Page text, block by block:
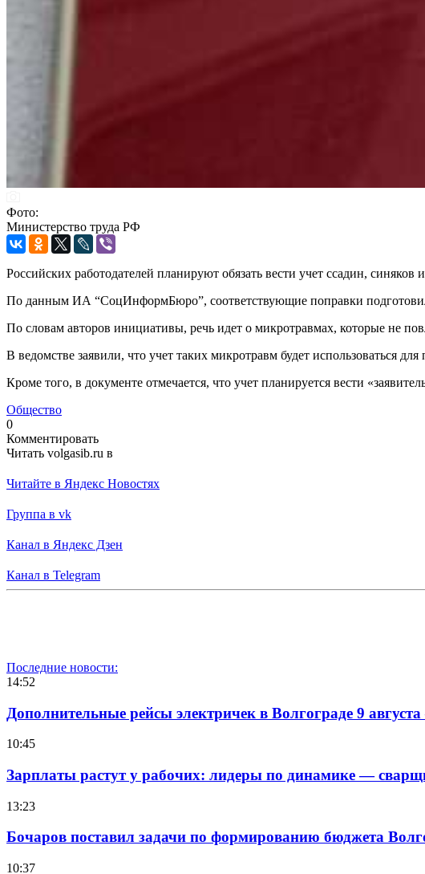
Фото:
Министерство труда РФ
Российских работодателей планируют обязать вести учет ссадин, синяков
По данным ИА “СоцИнформБюро”, соответствующие поправки
По словам авторов инициативы, речь идет о микротравмах, которые не
В ведомстве заявили, что учет таких микротравм будет использоваться
Кроме того, в документе отмечается, что учет планируется вести
Общество
0
Комментировать
Читать volgasib.ru в
Читайте в Яндекс Новостях
Группа в vk
Канал в Яндекс Дзен
Канал в Telegram
Последние новости:
14:52
Дополнительные рейсы электричек в Волгограде 9
10:45
Зарплаты растут у рабочих: лидеры по динамике —
13:23
Бочаров поставил задачи по формированию бюджета
10:37